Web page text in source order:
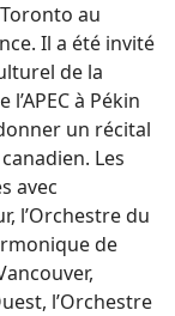
au
Il a été invité
de la
à Pékin
un récital
Les
avec
l’Orchestre du
de
l’Orchestre